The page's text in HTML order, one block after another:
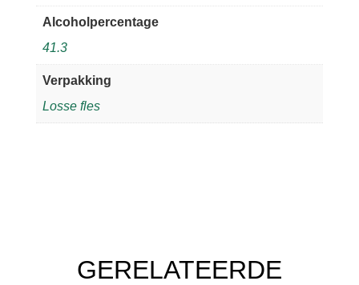
aantal
Alcoholpercentage
41.3
Verpakking
Losse fles
GERELATEERDE